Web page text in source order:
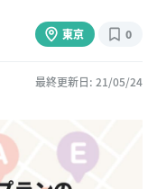
東京 0
最終更新日: 21/05/24